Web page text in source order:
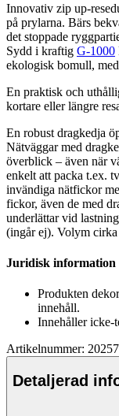
Innovativ zip up-
på prylarna. Bärs
det stoppade ryggpa
Sydd i kraftig G-1000
ekologisk bomull,
En praktisk och
kortare eller längre
En robust dragkedja ö
Nätväggar med
överblick – även när
enkelt att packa t.ex.
invändiga nätfickor
fickor, även de med
underlättar vid
(ingår ej). Volym
Juridisk
Produkten
innehåll.
Innehåller icke-
Artikelnummer:
Detaljerad